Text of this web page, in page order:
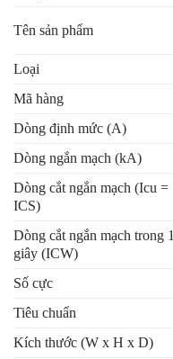
Tên sản phẩm
Loại
Mã hàng
Dòng định mức (A)
Dòng ngắn mạch (kA)
Dòng cắt ngắn mạch (Icu =
ICS)
Dòng cắt ngắn mạch trong 1
giây (ICW)
Số cực
Tiêu chuẩn
Kích thước (W x H x D)